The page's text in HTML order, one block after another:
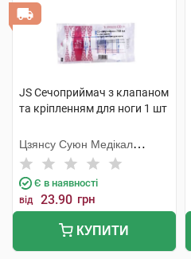
JS Сечоприймач з клапаном
та кріпленням для ноги 1 шт
Цзянсу Суюн Медікал
Метіріалс
Є в наявності
від 23.90 грн
КУПИТИ